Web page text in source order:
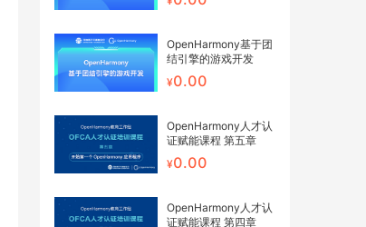
OpenHarmony基于团
结引擎的游戏开发
0.00
OpenHarmony人才认
证赋能课程 第五章
0.00
OpenHarmony人才认
证赋能课程 第四章